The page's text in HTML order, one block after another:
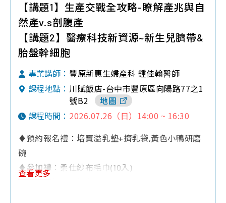
【講題1】生產交戰全攻略-瞭解產兆與自
然產v.s剖腹產
【講題2】醫療科技新資源~新生兒臍帶&
胎盤幹細胞
專業講師： 豐原新惠生婦產科 鍾佳翰醫師
課程地點： 川賦飯店-台中市豐原區向陽路77之1
號B2
地圖
課程時間： 2026.07.26（日）14:00 ~ 16:30
♦預約報名禮：培寶溢乳墊+擠乳袋,黃色小鴨研磨
碗
♦參加禮：柔仕紗布毛巾(10入)
♦夫妻同行禮：紗布衣
查看更多